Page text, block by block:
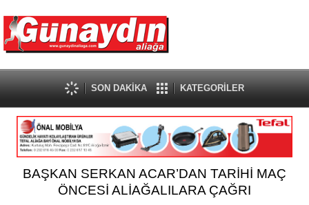
SON DAKİKA KATEGORİLER
BAŞKAN SERKAN ACAR’DAN TARİHİ MAÇ
ÖNCESİ ALİAĞALILARA ÇAĞRI